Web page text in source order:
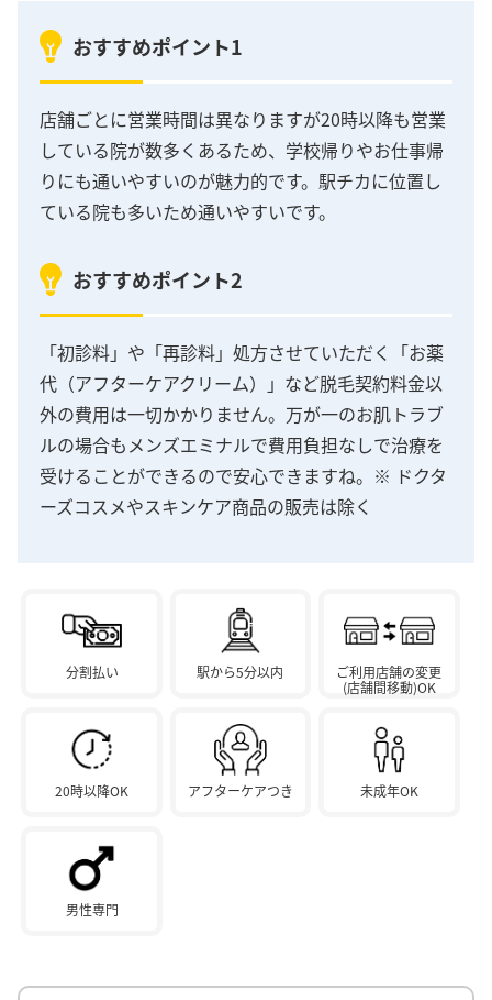
おすすめポイント1
店舗ごとに営業時間は異なりますが20時以降も営業
している院が数多くあるため、学校帰りやお仕事帰
りにも通いやすいのが魅力的です。駅チカに位置し
ている院も多いため通いやすいです。
おすすめポイント2
「初診料」や「再診料」処方させていただく「お薬
代（アフターケアクリーム）」など脱毛契約料金以
外の費用は一切かかりません。万が一のお肌トラブ
ルの場合もメンズエミナルで費用負担なしで治療を
受けることができるので安心できますね。※ ドクタ
ーズコスメやスキンケア商品の販売は除く
分割払い 駅から5分以内
ご利用店舗の変更
(店舗間移動)OK
20時以降OK アフターケアつき 未成年OK
男性専門